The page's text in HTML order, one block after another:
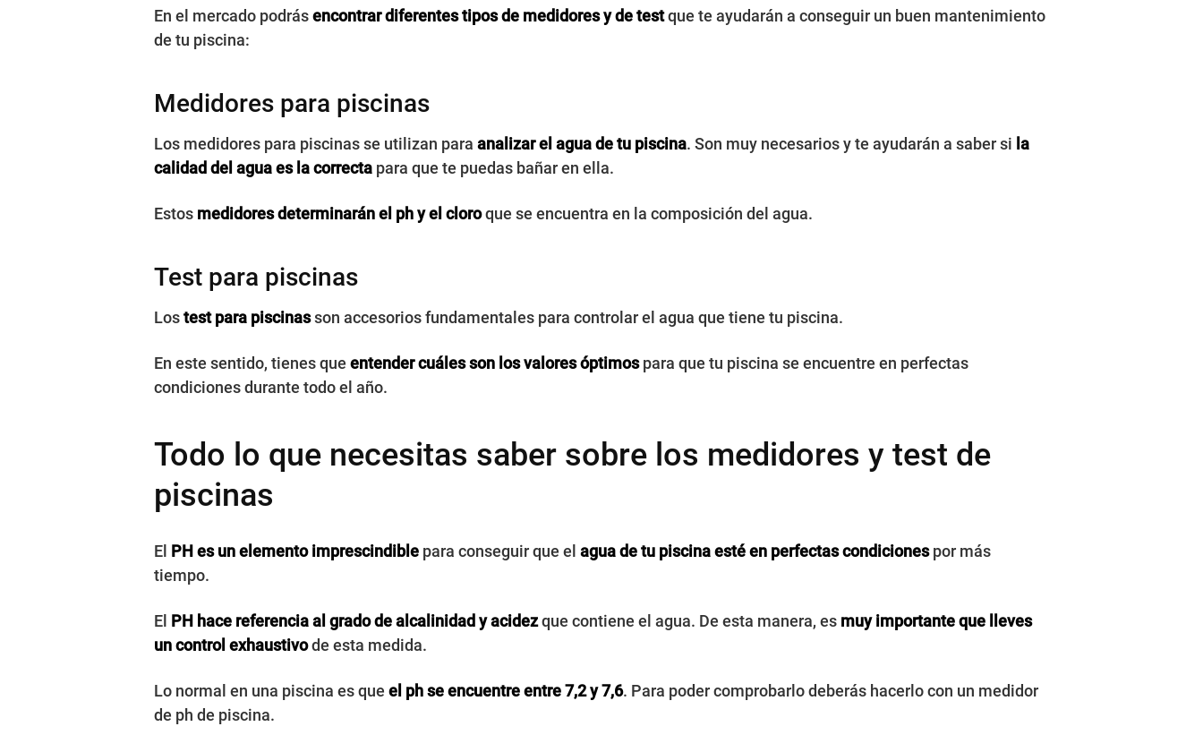
En el mercado podrásencontrar diferentes tipos de medidores y de testque te ayudarán a conseguir un buen mantenimiento
de tu piscina:
Medidores para piscinas
Los medidores para piscinas se utilizan para analizarel agua de tu piscina. Son muy necesarios y te ayudarán a saber si la
calidad del agua es la correcta para que te puedas bañar en ella.
Estos medidores determinarán el ph y el cloroque se encuentra en la composición del agua.
Test para piscinas
Lostest para piscinasson accesorios fundamentales para controlar el agua que tiene tu piscina.
En este sentido, tienes que entender cuáles son los valores óptimospara que tu piscina se encuentre en perfectas
condiciones durante todo el año.
Todo lo que necesitas saber sobre los medidores y test de
piscinas
El PH es un elemento imprescindible para conseguir que el agua de tu piscina esté en perfectas condicionespor más
tiempo.
El PH hace referencia al grado de alcalinidad y acidezque contiene el agua. De esta manera, es muy importante que lleves
un control exhaustivode esta medida.
Lo normal en una piscina es que el ph se encuentre entre 7,2 y 7,6. Para poder comprobarlo deberás hacerlo con un medidor
de ph de piscina.